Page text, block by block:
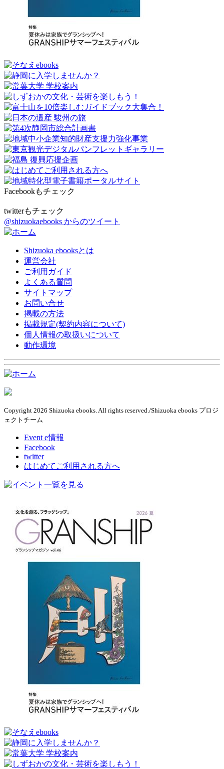
Facebookもチェック
twitterもチェック
@shizuokaebooks からのツイート
Shizuoka ebooksとは
運営会社
ご利用ガイド
よくある質問
サイトマップ
お問い合せ
掲載の方法
掲載規定(契約内容について)
個人情報の取扱いについて
動作環境
Copyright 2026 Shizuoka ebooks. All rights reserved./Shizuoka ebooks プロジ
ェクトチーム
Event e情報
Facebook
twitter
はじめてご利用される方へ